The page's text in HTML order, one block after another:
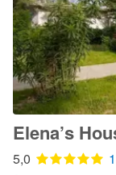
Elena’s
5,0